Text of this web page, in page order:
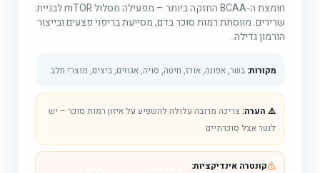
חומצת ה-BCAA החזקה ביותר – מפעילה מסלול mTOR לבניית
שרירים. מווסתת רמות סוכר בדם, מסייעת בריפוי פצעים ובייצור
הורמון גדילה.
מקורות: בשר, אפונה, אורז, חיטה, סויה, אגוזים, ביצים, מוצרי חלב
⚠️ הערה: צריכה מרובה עלולה להשפיע על איזון רמות סוכר – יש
לנטר אצל סוכרתיים
קונטרה אינדיקציות: